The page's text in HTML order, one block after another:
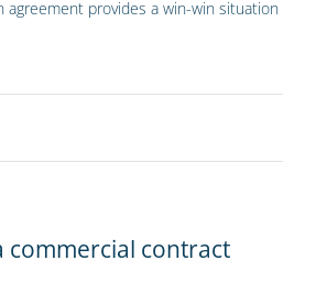
provides a win-win situation
commercial contract